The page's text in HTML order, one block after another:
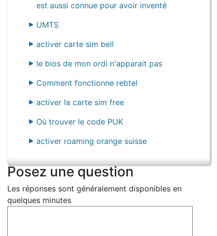
est aussi connue pour avoir inventé
UMTS
activer carte sim bell
le bios de mon ordi n'apparait pas
Comment fonctionne rebtel
activer la carte sim free
Où trouver le code PUK
activer roaming orange suisse
Posez une question
Les réponses sont généralement disponibles en
quelques minutes